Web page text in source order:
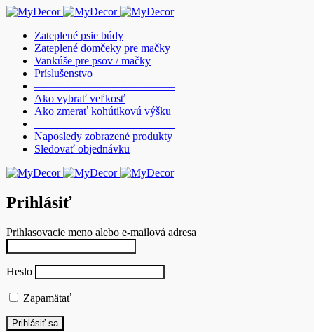
Zateplené psie búdy
Zateplené domčeky pre mačky
Vankúše pre psov / mačky
Príslušenstvo
————————————–
Ako vybrať veľkosť
Ako zmerať kohútikovú výšku
————————————–
Naposledy zobrazené produkty
Sledovať objednávku
Prihlásiť
Prihlasovacie meno alebo e-mailová adresa
Heslo
Zapamätať